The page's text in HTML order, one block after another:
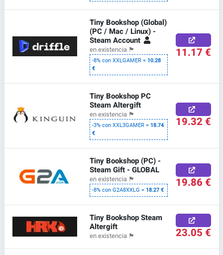
Tiny Bookshop (Global)
(PC / Mac / Linux) -
Steam Account
en existencia 🏴
-8% con XXLGAMER =10.28
€
11.17 €
Tiny Bookshop PC
Steam Altergift
en existencia 🏴
-3% con XXL3GAMER =18.74
€
19.32 €
Tiny Bookshop (PC) -
Steam Gift - GLOBAL
en existencia 🏴
-8% con G2A8XXLG =18.27 € 19.86 €
Tiny Bookshop Steam
Altergift
en existencia 🏴 23.05 €